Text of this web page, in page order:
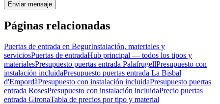
Enviar mensaje
Páginas relacionadas
Puertas de entrada en BegurInstalación, materiales y
serviciosPuertas de entradaHub principal — todos los tipos y
materialesPresupuesto puertas entrada PalafrugellPresupuesto con
instalación incluidaPresupuesto puertas entrada La Bisbal
d'EmpordàPresupuesto con instalación incluidaPresupuesto puertas
entrada RosesPresupuesto con instalación incluidaPrecio puertas
entrada GironaTabla de precios por tipo y material